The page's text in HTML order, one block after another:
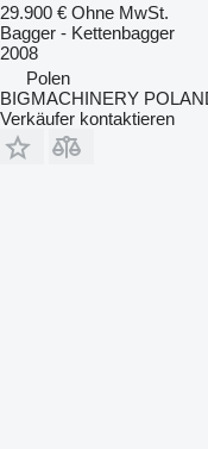
29.900 € Ohne MwSt.
Bagger - Kettenbagger
2008
Polen
BIGMACHINERY
Verkäufer kontaktieren